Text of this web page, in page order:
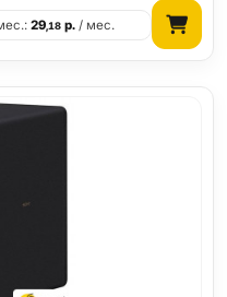
29,18 р. / мес.